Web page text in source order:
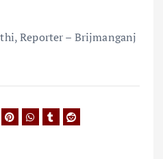
Reporter – Brijmanganj